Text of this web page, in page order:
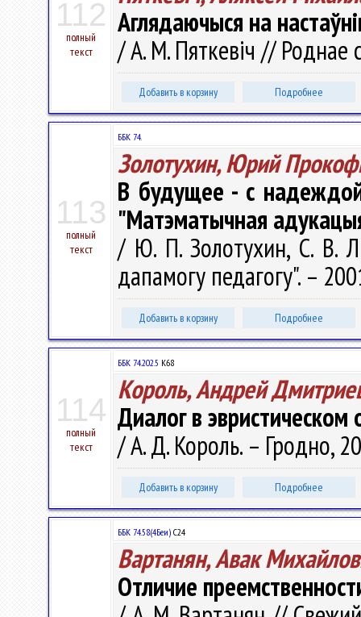
112
полный
текст
Аглядаючыся на
/ А. М. Пяткевіч //
Добавить в корзину Подробнее
113
полный
текст
ББК 74.
Золотухин, Юрий
В будущее - с
"Матэматычная
/ Ю. П. Золотухин, С. В.
дапамогу педагогу". –
Добавить в корзину Подробнее
114
полный
текст
ББК 74.202.5 К68
Король, Андрей
Диалог в эвристическом
/ А. Д. Король. – Гродно,
Добавить в корзину Подробнее
ББК 74.58(4Беи) С24
Вартанян, Авак
Отличие